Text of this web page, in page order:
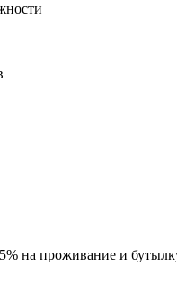
на проживание и